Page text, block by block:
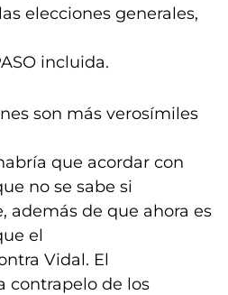
elecciones generales,
incluida.
son más verosímiles
que acordar con
no se sabe si
además de que ahora es
el
Vidal. El
contrapelo de los